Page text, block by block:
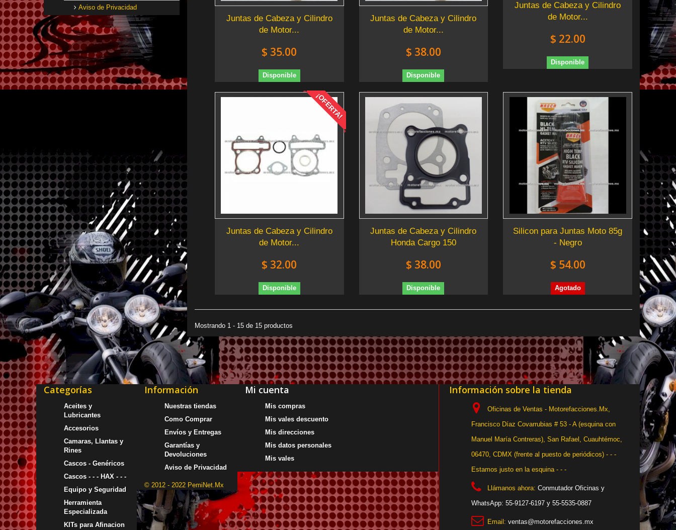
Aviso de Privacidad
Juntas de Cabeza y Cilindro
de Motor...
$ 35.00
Disponible
Juntas de Cabeza y Cilindro
de Motor...
$ 38.00
Disponible
Juntas de Cabeza y Cilindro
de Motor...
$ 22.00
Disponible
¡OFERTA!
Juntas de Cabeza y Cilindro
de Motor...
$ 32.00
Disponible
Juntas de Cabeza y Cilindro
Honda Cargo 150
$ 38.00
Disponible
Silicon para Juntas Moto 85g
- Negro
$ 54.00
Agotado
Mostrando 1 - 15 de 15 productos
Categorías
Aceites y
Lubricantes
Accesorios
Camaras, Llantas y
Rines
Cascos - Genéricos
Cascos - - - HAX - - -
Equipo y Seguridad
Herramienta
Especializada
KITs para Afinacion
Información
Nuestras tiendas
Como Comprar
Envíos y Entregas
Garantías y
Devoluciones
Aviso de Privacidad
© 2012 - 2022 PemiNet.Mx
Mi cuenta
Mis compras
Mis vales descuento
Mis direcciones
Mis datos personales
Mis vales
Información sobre la tienda
Oficinas de Ventas - Motorefacciones.Mx,
Francisco Díaz Covarrubias # 53 - A (esquina con
Manuel María Contreras), San Rafael, Cuauhtémoc,
06470, CDMX (frente al puesto de periódicos) - - -
Estamos justo en la esquina - - -
Llámanos ahora: Conmutador Oficinas y
WhatsApp: 55-9127-6197 y 55-5535-0887
Email: ventas@motorefacciones.mx